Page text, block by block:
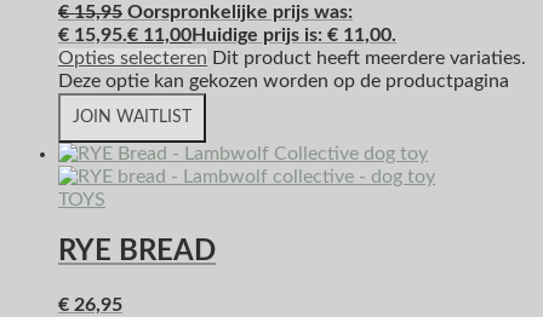
€15,95 Oorspronkelijke prijs was:
€ 15,95.€ 11,00Huidige prijs is: € 11,00.
Opties selecteren Dit product heeft meerdere variaties.
Deze optie kan gekozen worden op de productpagina
JOIN WAITLIST
TOYS
RYE BREAD
€ 26,95